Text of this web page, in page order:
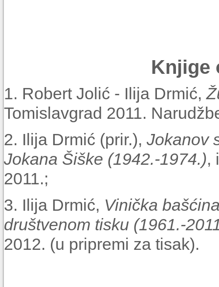
Knjige
1. Robert Jolić - Ilija Drmić,
Tomislavgrad 2011.
2. Ilija Drmić (prir.), Jokanov
Jokana Šiške (1942.-1974.),
2011.;
3. Ilija Drmić, Vinička
društvenom tisku (1961.-
2012. (u pripremi za tisak).